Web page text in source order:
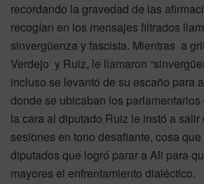
recordando la gravedad de las
recogían en los mensajes filtrados
sinvergüenza y fascista. Mientras a
Verdejo y Ruiz, le llamaron
incluso se levantó de su escaño para
donde se ubicaban los parlamentarios
la cara al diputado Ruiz le instó a salir
sesiones en tono desafiante, cosa
diputados que logró parar a Ali para
mayores el enfrentamiento dialéctico.